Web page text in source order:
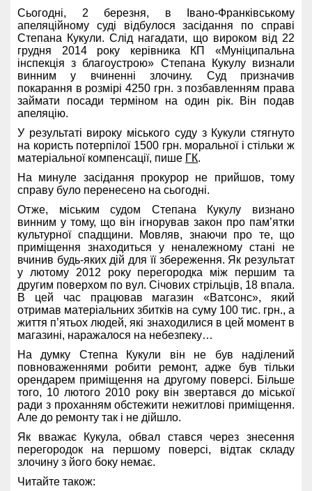
Сьогодні, 2 березня, в Івано-Франківському
апеляційному суді відбулося засідання по справі
Степана Кукули. Слід нагадати, що вироком від 22
грудня 2014 року керівника КП «Муніципальна
інспекція з благоустрою» Степана Кукулу визнали
винним у вчиненні злочину. Суд призначив
покарання в розмірі 4250 грн. з позбавленням права
займати посади терміном на один рік. Він подав
апеляцію.
У результаті вироку міського суду з Кукули стягнуто
на користь потерпілої 1500 грн. моральної і стільки ж
матеріальної компенсації, пише ГК.
На минуле засідання прокурор не прийшов, тому
справу було перенесено на сьогодні.
Отже, міським судом Степана Кукулу визнано
винним у тому, що він ігнорував закон про пам’ятки
культурної спадщини. Мовляв, знаючи про те, що
приміщення знаходиться у неналежному стані не
вчинив будь-яких дій для її збереження. Як результат
у лютому 2012 року перегородка між першим та
другим поверхом по вул. Січових стрільців, 18 впала.
В цей час працював магазин «Ватсонс», який
отримав матеріальних збитків на суму 100 тис. грн., а
життя п’ятьох людей, які знаходилися в цей момент в
магазині, наражалося на небезпеку…
На думку Степна Кукули він не був наділений
повноваженнями робити ремонт, адже був тільки
орендарем приміщення на другому поверсі. Більше
того, 10 лютого 2010 року він звертався до міської
ради з проханням обстежити нежитлові приміщення.
Але до ремонту так і не дійшло.
Як вважає Кукула, обвал стався через знесення
перегородок на першому поверсі, відтак складу
злочину з його боку немає.
Читайте також: